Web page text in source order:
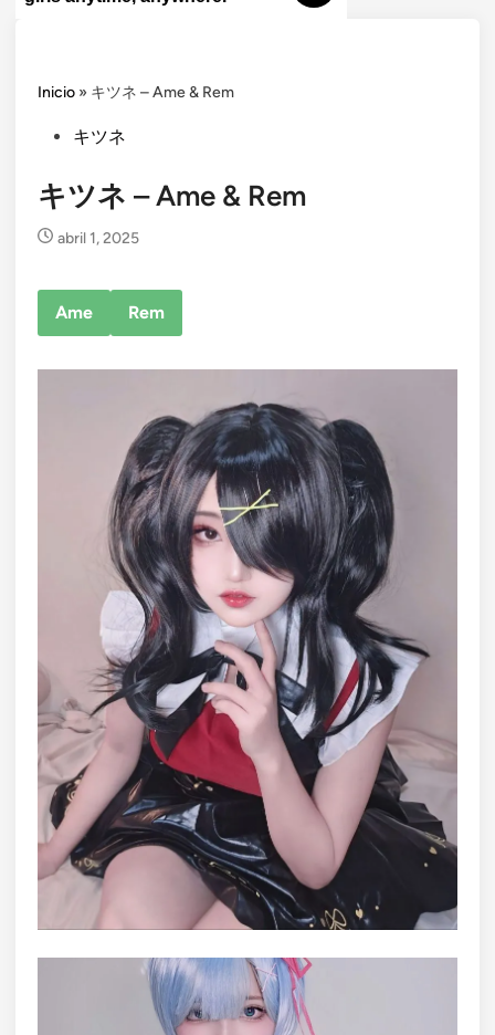
Inicio » キツネ – Ame & Rem
Postedキツネ
キツネ – Ame & Rem
abril 1, 2025
Ame Rem